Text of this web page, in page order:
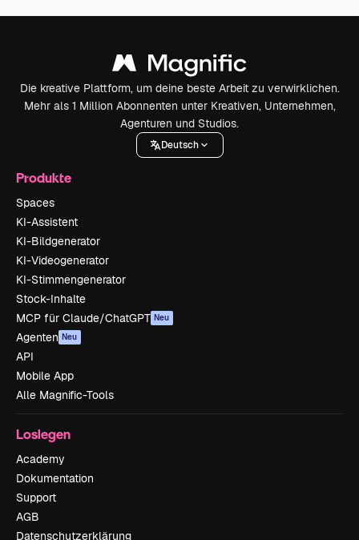
Die kreative Plattform, um deine beste Arbeit zu verwirklichen.
Mehr als 1 Million Abonnenten unter Kreativen, Unternehmen,
Agenturen und Studios.
Deutsch
Produkte
Spaces
KI-Assistent
KI-Bildgenerator
KI-Videogenerator
KI-Stimmengenerator
Stock-Inhalte
MCP für Claude/ChatGPT Neu
Agenten Neu
API
Mobile App
Alle Magnific-Tools
Loslegen
Academy
Dokumentation
Support
AGB
Datenschutzerklärung